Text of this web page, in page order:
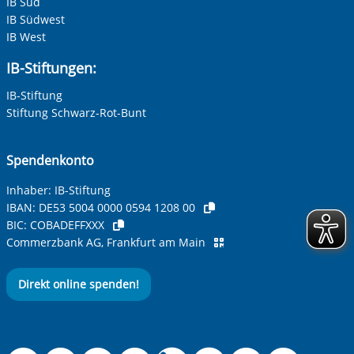
IB Südwest
IB West
IB-Stiftungen:
IB-Stiftung
Stiftung Schwarz-Rot-Bunt
Spendenkonto
Inhaber: IB-Stiftung
IBAN: DE53 5004 0000 0594 1208 00
BIC: COBADEFFXXX
Commerzbank AG, Frankfurt am Main
Direkt online spenden!